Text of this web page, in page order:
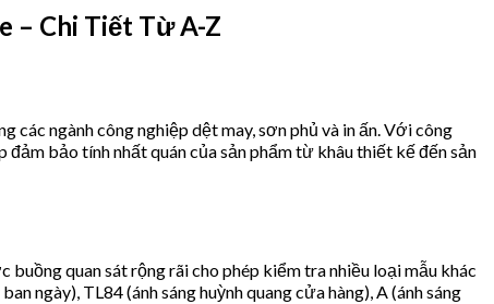
– Chi Tiết Từ A-Z
các ngành công nghiệp dệt may, sơn phủ và in ấn. Với công
bảo tính nhất quán của sản phẩm từ khâu thiết kế đến sản
quan sát rộng rãi cho phép kiểm tra nhiều loại mẫu khác
ngày), TL84 (ánh sáng huỳnh quang cửa hàng), A (ánh sáng